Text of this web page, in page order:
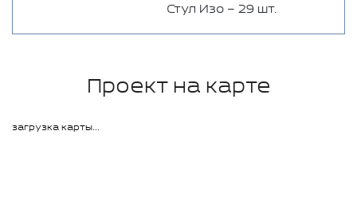
Стул Изо – 29 шт.
Проект на карте
загрузка карты...